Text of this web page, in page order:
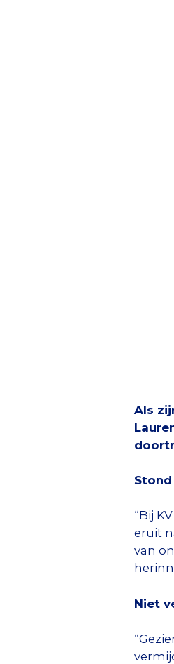
Als
“Bij
eruit
van
Niet